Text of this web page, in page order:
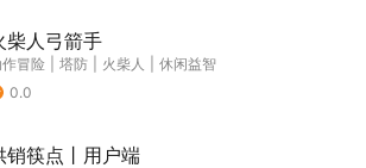
柴人弓箭手
冒险 塔防 火柴人
休闲益智
0.0
销筷点丨用户端